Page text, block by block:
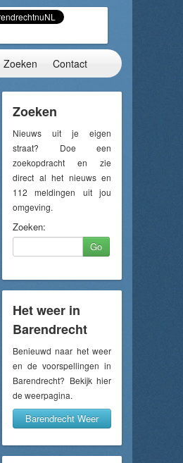
Zoeken Contact
Zoeken
Nieuws uit je eigen
straat? Doe een
zoekopdracht en zie
direct al het nieuws en
112 meldingen uit jou
omgeving.
Zoeken:
Go
Het weer in
Barendrecht
Benieuwd naar het weer
en de voorspellingen in
Barendrecht? Bekijk hier
de weerpagina.
Barendrecht Weer